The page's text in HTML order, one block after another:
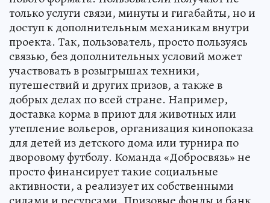
только услуги связи, минуты и гигабайты, но и
доступ к дополнительным механикам внутри
проекта. Так, пользователь, просто пользуясь
связью, без дополнительных условий может
участвовать в розыгрышах техники,
путешествий и других призов, а также в
добрых делах по всей стране. Например,
доставка корма в приют для животных или
утепление вольеров, организация кинопоказа
для детей из детского дома или турнира по
дворовому футболу. Команда «Добросвязь» не
просто финансирует такие социальные
активности, а реализует их собственными